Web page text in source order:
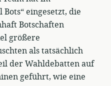
eingesetzt, die
Botschaften
größere
als tatsächlich
der Wahldebatten auf
geführt, wie eine